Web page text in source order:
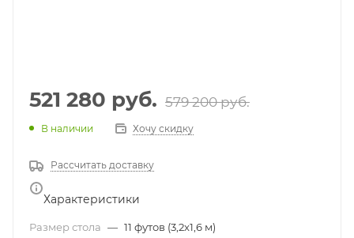
521 280 руб. 579 200руб.
В наличии Хочу скидку
Рассчитать доставку
Характеристики
Размер стола — 11 футов (3,2x1,6 м)